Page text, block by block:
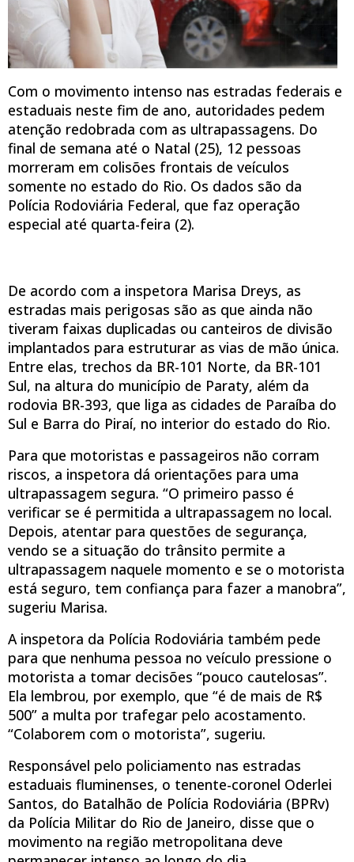
Com o movimento intenso nas estradas federais e
estaduais neste fim de ano, autoridades pedem
atenção redobrada com as ultrapassagens. Do
final de semana até o Natal (25), 12 pessoas
morreram em colisões frontais de veículos
somente no estado do Rio. Os dados são da
Polícia Rodoviária Federal, que faz operação
especial até quarta-feira (2).
De acordo com a inspetora Marisa Dreys, as
estradas mais perigosas são as que ainda não
tiveram faixas duplicadas ou canteiros de divisão
implantados para estruturar as vias de mão única.
Entre elas, trechos da BR-101 Norte, da BR-101
Sul, na altura do município de Paraty, além da
rodovia BR-393, que liga as cidades de Paraíba do
Sul e Barra do Piraí, no interior do estado do Rio.
Para que motoristas e passageiros não corram
riscos, a inspetora dá orientações para uma
ultrapassagem segura. “O primeiro passo é
verificar se é permitida a ultrapassagem no local.
Depois, atentar para questões de segurança,
vendo se a situação do trânsito permite a
ultrapassagem naquele momento e se o motorista
está seguro, tem confiança para fazer a manobra”,
sugeriu Marisa.
A inspetora da Polícia Rodoviária também pede
para que nenhuma pessoa no veículo pressione o
motorista a tomar decisões “pouco cautelosas”.
Ela lembrou, por exemplo, que “é de mais de R$
500” a multa por trafegar pelo acostamento.
“Colaborem com o motorista”, sugeriu.
Responsável pelo policiamento nas estradas
estaduais fluminenses, o tenente-coronel Oderlei
Santos, do Batalhão de Polícia Rodoviária (BPRv)
da Polícia Militar do Rio de Janeiro, disse que o
movimento na região metropolitana deve